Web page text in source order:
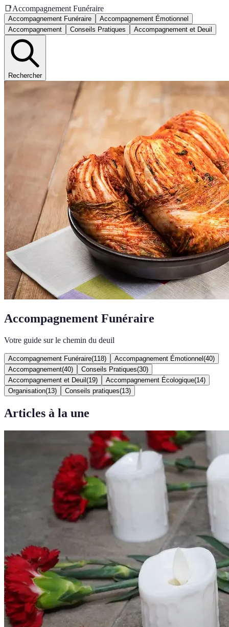
📑Accompagnement Funéraire
Accompagnement Funéraire
Accompagnement Émotionnel
Accompagnement
Conseils Pratiques Accompagnement et Deuil
Rechercher
Accompagnement Funéraire
Votre guide sur le chemin du deuil
Accompagnement Funéraire(118) Accompagnement Émotionnel (40)
Accompagnement(40) Conseils Pratiques(30)
Accompagnement et Deuil (19) Accompagnement Écologique(14)
Organisation(13) Conseils pratiques(13)
Articles à la une